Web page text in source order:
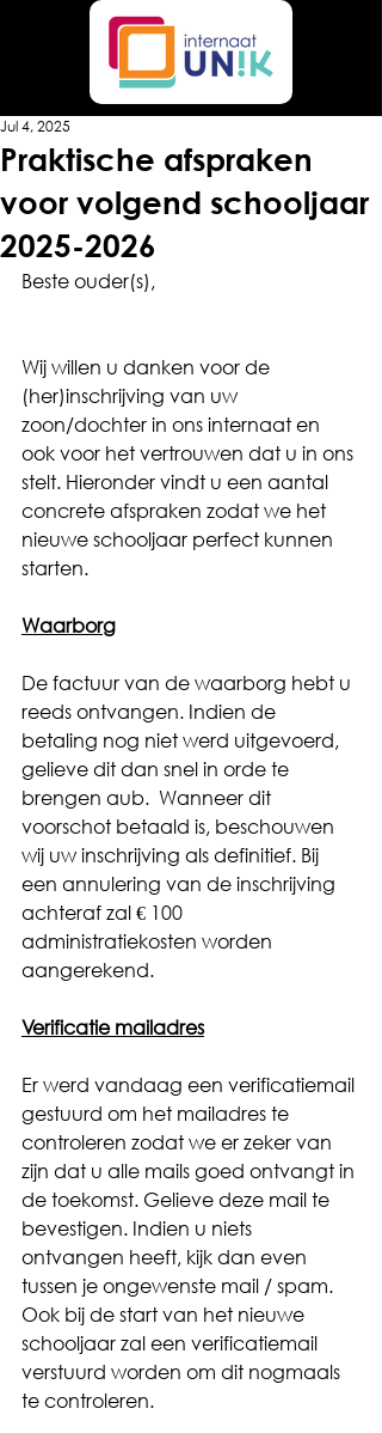
Praktische afspraken
voor volgend schooljaar
2025-2026
Jul 4, 2025
Beste ouder(s),
Wij willen u danken voor de
(her)inschrijving van uw
zoon/dochter in ons internaat en
ook voor het vertrouwen dat u in ons
stelt. Hieronder vindt u een aantal
concrete afspraken zodat we het
nieuwe schooljaar perfect kunnen
starten.
Waarborg
De factuur van de waarborg hebt u
reeds ontvangen. Indien de
betaling nog niet werd uitgevoerd,
gelieve dit dan snel in orde te
brengen aub.  Wanneer dit
voorschot betaald is, beschouwen
wij uw inschrijving als definitief. Bij
een annulering van de inschrijving
achteraf zal € 100
administratiekosten worden
aangerekend.
Verificatie mailadres
Er werd vandaag een verificatiemail
gestuurd om het mailadres te
controleren zodat we er zeker van
zijn dat u alle mails goed ontvangt in
de toekomst. Gelieve deze mail te
bevestigen. Indien u niets
ontvangen heeft, kijk dan even
tussen je ongewenste mail / spam.
Ook bij de start van het nieuwe
schooljaar zal een verificatiemail
verstuurd worden om dit nogmaals
te controleren.